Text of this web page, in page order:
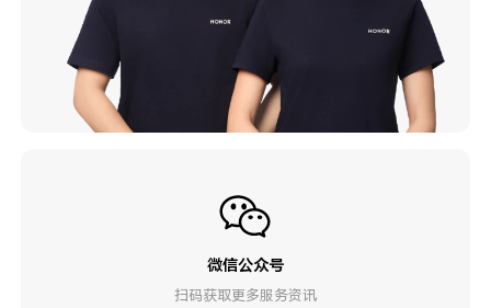
微信公众号
扫码获取更多服务资讯